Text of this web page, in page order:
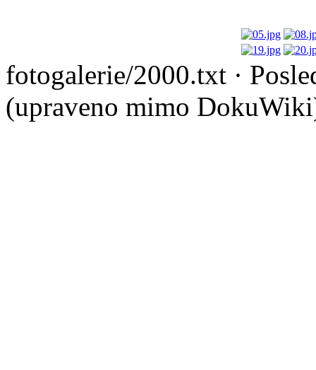
fotogalerie/2000.txt ·
(upraveno mimo